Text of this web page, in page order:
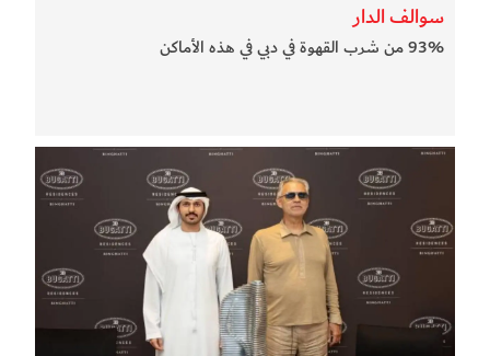
سوالف الدار
93% من شرب القهوة في دبي في هذه الأماكن